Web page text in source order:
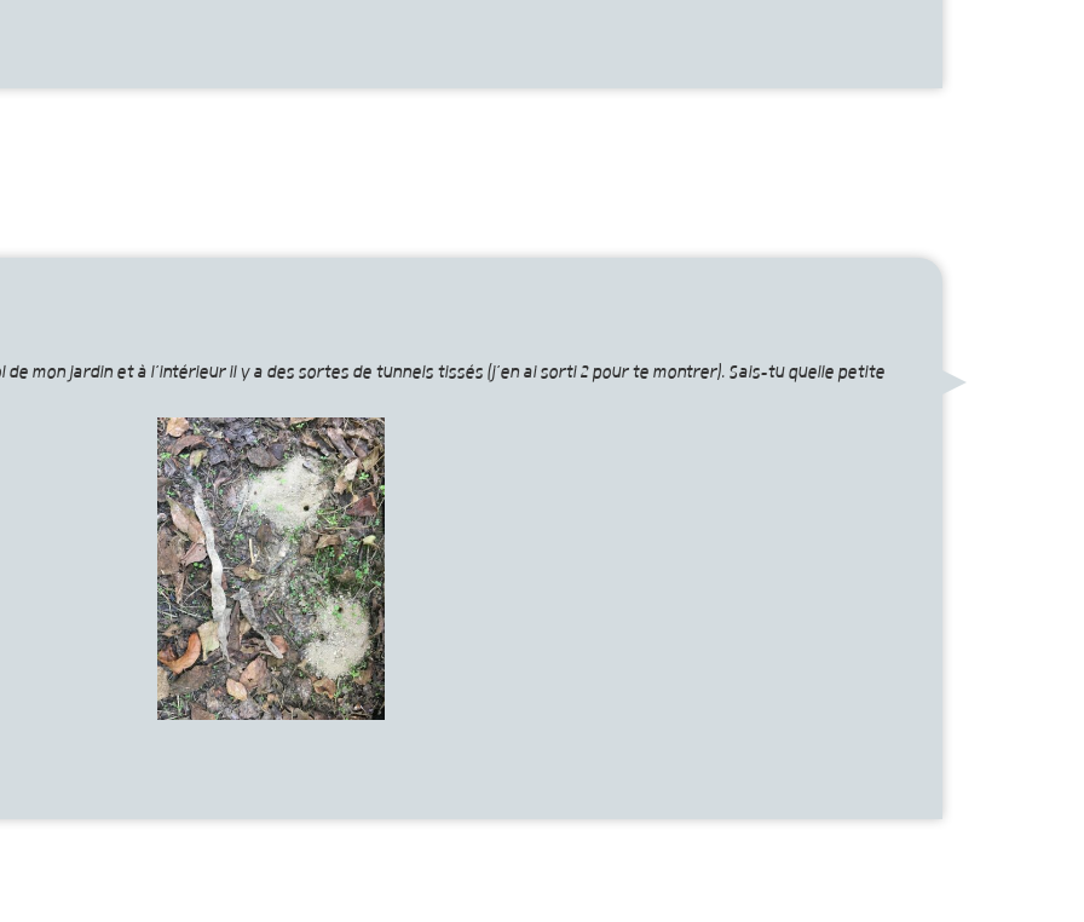
de mon jardin et à l’intérieur il y a des sortes de tunnels tissés (j’en ai sorti 2 pour te montrer). Sais-tu quelle petite